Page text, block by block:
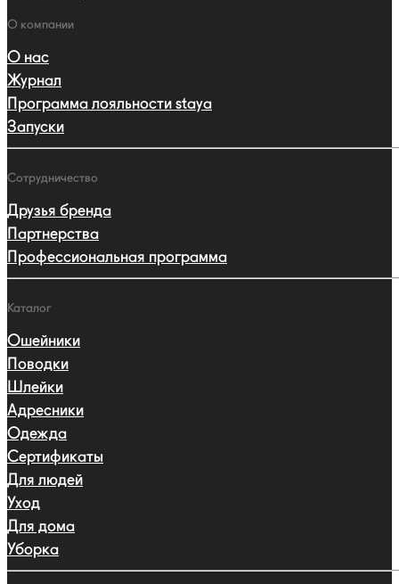
Навигация
О компании
О нас
Журнал
Программа лояльности staya
Запуски
Сотрудничество
Друзья бренда
Партнерства
Профессиональная программа
Каталог
Ошейники
Поводки
Шлейки
Адресники
Одежда
Сертификаты
Для людей
Уход
Для дома
Уборка